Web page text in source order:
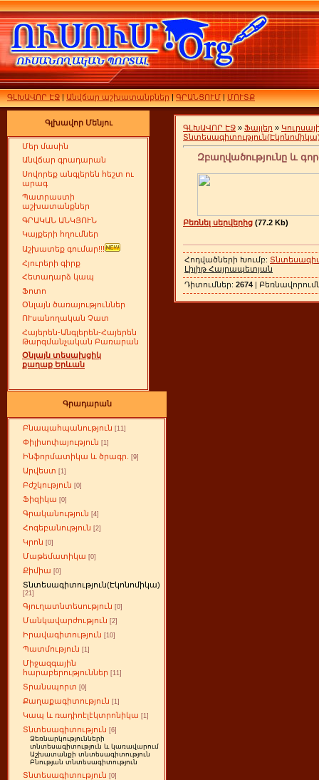
ԳԼԽԱՎՈՐ ԷՋ|Անվճար աշխատանքներ|ԳՐԱՆՑՈՒՄ|ՄՈՒՏՔ
Գլխավոր Մենյու
Մեր մասին
Անվճար գրադարան
Սովորեք անգլերեն հեշտ ու
արագ
Պատրաստի
աշխատանքներ
ԳՐԱԿԱՆ ԱՆԿՅՈՒՆ
Կայքերի հղումներ
Աշխատեք գումար!!!
Հյուրերի գիրք
Հետադարձ կապ
Ֆոտո
Օնլայն ծառայություններ
ՈՒսանողական Չատ
Հայերեն-Անգլերեն-Հայերեն
Թարգմանչական Բառարան
Օնլայն տեսախցիկ
քաղաք Երևան
Գրադարան
Բնապահպանություն [11]
Փիլիսոփայություն [1]
Ինֆորմատիկա և ծրագր. [9]
Արվեստ [1]
Բժշկություն [0]
Ֆիզիկա [0]
Գրականություն [4]
Հոգեբանություն [2]
Կրոն [0]
Մաթեմատիկա [0]
Քիմիա [0]
Տնտեսագիտություն(Էկոնոմիկա)
[21]
Գյուղատնտեսություն [0]
Մանկավարժություն [2]
Իրավագիտություն [10]
Պատմություն [1]
Միջազգային
հարաբերություններ [11]
Տրանսպորտ [0]
Քաղաքագիտություն [1]
Կապ և ռադիոէլէկտրոնիկա [1]
Տնտեսագիտություն [6]
Ձեռնարկությունների
տնտեսագիտություն և կառավարում
Աշխատանքի տնտեսագիտություն
Բնության տնտեսագիտություն
Տնտեսագիտություն [0]
ԳԼԽԱՎՈՐ ԷՋ » Ֆայլեր »
Զբաղվածությունը և
Բեռնել սերվերից (77.2 Kb)
Հոդվածների Խումբ:
Լիլիթ Հայրապետյան
Դիտումներ: 2674 |